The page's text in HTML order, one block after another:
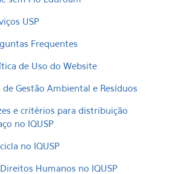
USP
Frequentes
de Uso do Website
de Gestão Ambiental e Resíduos
e critérios para distribuição
no IQUSP
no IQUSP
Humanos no IQUSP